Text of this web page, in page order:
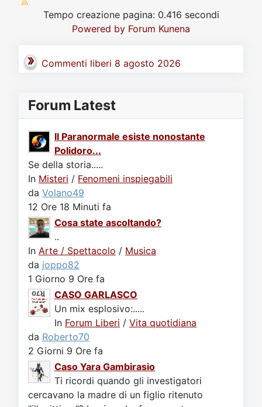
Tempo creazione pagina: 0.416 secondi
Powered by Forum Kunena
Commenti liberi 8 agosto 2026
Forum Latest
Il Paranormale esiste nonostante
Polidoro...
Se della storia.....
In Misteri / Fenomeni inspiegabili
da Volano49
12 Ore 18 Minuti fa
Cosa state ascoltando?
..
In Arte / Spettacolo / Musica
da joppo82
1 Giorno 9 Ore fa
CASO GARLASCO
Un mix esplosivo:.....
In Forum Liberi / Vita quotidiana
da Roberto70
2 Giorni 9 Ore fa
Caso Yara Gambirasio
Ti ricordi quando gli investigatori
cercavano la madre di un figlio ritenuto